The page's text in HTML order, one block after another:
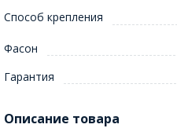
Способ крепления
Фасон
Гарантия
Описание товара